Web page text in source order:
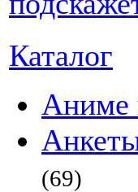
Каталог
Аниме
(69)